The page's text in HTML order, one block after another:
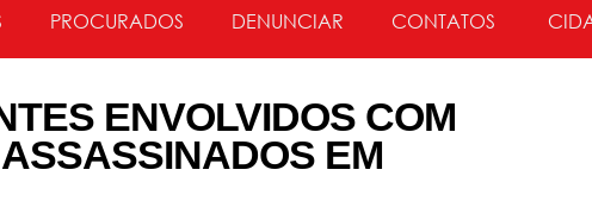
PROCURADOS DENUNCIAR CONTATOS
ENVOLVIDOS COM
EM